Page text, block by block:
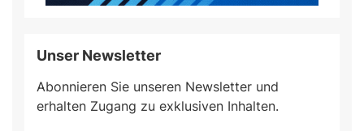
Unser Newsletter
Abonnieren Sie unseren Newsletter und
erhalten Zugang zu exklusiven Inhalten.